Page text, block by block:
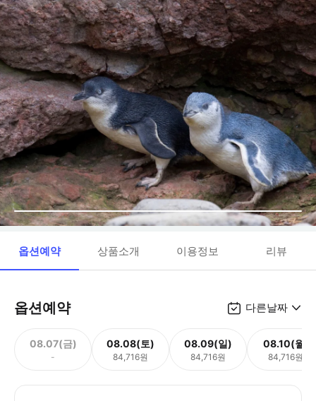
옵션예약 상품소개 이용정보 리뷰
옵션예약 다른날짜
08.07(금)
-
08.08(토)
84,716원
08.09(일)
84,716원
08.10(월)
84,716원